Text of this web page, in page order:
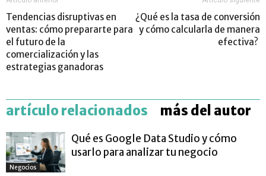
Tendencias disruptivas en
ventas: cómo prepararte para
el futuro de la
comercialización y las
estrategias ganadoras
¿Qué es la tasa de conversión
y cómo calcularla de manera
efectiva?
artículo relacionados más del autor
Negocios
Qué es Google Data Studio y cómo
usarlo para analizar tu negocio